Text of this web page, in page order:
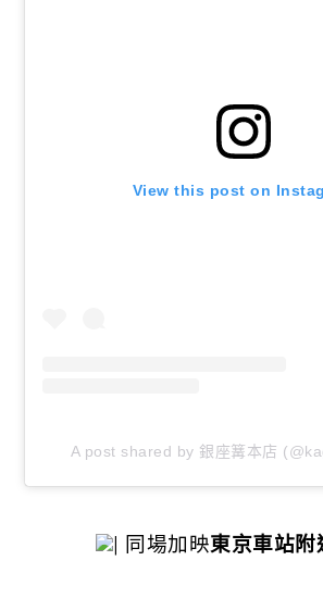
View this post on
A post shared by 銀座篝本店
| 同場加映東京車站附